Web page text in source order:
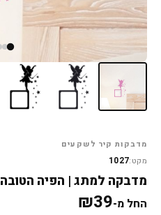
מדבקות קיר לשקעים
מקט:1027
מדבקה למתג | הפיה הטובה
החל מ- ₪39